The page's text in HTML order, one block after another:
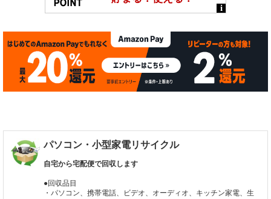
パソコン・小型家電リサイクル
自宅から宅配便で回収します
●回収品目
・パソコン、携帯電話、ビデオ、オーディオ、キッチン家電、生